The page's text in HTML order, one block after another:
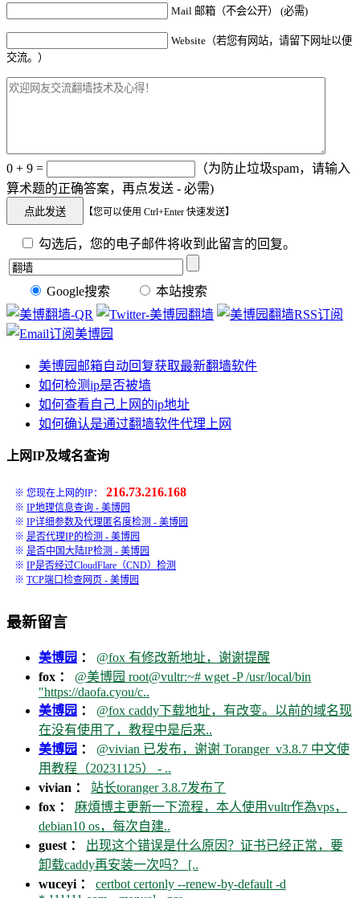
Mail 邮箱（不会公开） (必需)
Website（若您有网站，请留下网址以便
交流。）
0 + 9 =
（为防止垃圾spam，请输入
算术题的正确答案，再点发送 - 必需)
【您可以使用 Ctrl+Enter 快速发送】
勾选后，您的电子邮件将收到此留言的回复。
Google搜索 本站搜索
美博园邮箱自动回复获取最新翻墙软件
如何检测ip是否被墙
如何查看自己上网的ip地址
如何确认是通过翻墙软件代理上网
上网IP及域名查询
※ 您现在上网的IP： 216.73.216.168
※ IP地理信息查询 - 美博园
※ IP详细参数及代理匿名度检测 - 美博园
※ 是否代理IP的检测 - 美博园
※ 是否中国大陆IP检测 - 美博园
※ IP是否经过CloudFlare（CND）检测
※ TCP端口检查网页 - 美博园
最新留言
美博园 ： @fox 有修改新地址，谢谢提醒
fox ： @美博园 root@vultr:~# wget -P /usr/local/bin
"https://daofa.cyou/c..
美博园 ： @fox caddy下载地址，有改变。以前的域名现
在没有使用了，教程中是后来..
美博园 ： @vivian 已发布，谢谢 Toranger_v3.8.7 中文使
用教程（20231125） - ..
vivian ： 站长toranger 3.8.7发布了
fox ： 麻煩博主更新一下流程，本人使用vultr作為vps，
debian10 os，每次自建..
guest ： 出现这个错误是什么原因？证书已经正常，要
卸载caddy再安装一次吗？ [..
wuceyi ： certbot certonly --renew-by-default -d